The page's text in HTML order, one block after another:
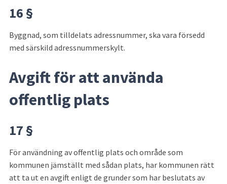
16 §
Byggnad, som tilldelats adressnummer, ska vara försedd
med särskild adressnummerskylt.
Avgift för att använda
offentlig plats
17 §
För användning av offentlig plats och område som
kommunen jäm­ställt med sådan plats, har kommunen rätt
att ta ut en avgift enligt de grunder som har beslutats av